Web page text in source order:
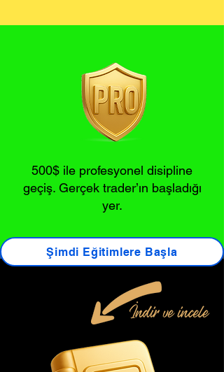
500$ ile profesyonel disipline
geçiş. Gerçek trader’ın başladığı
yer.
Şimdi Eğitimlere Başla